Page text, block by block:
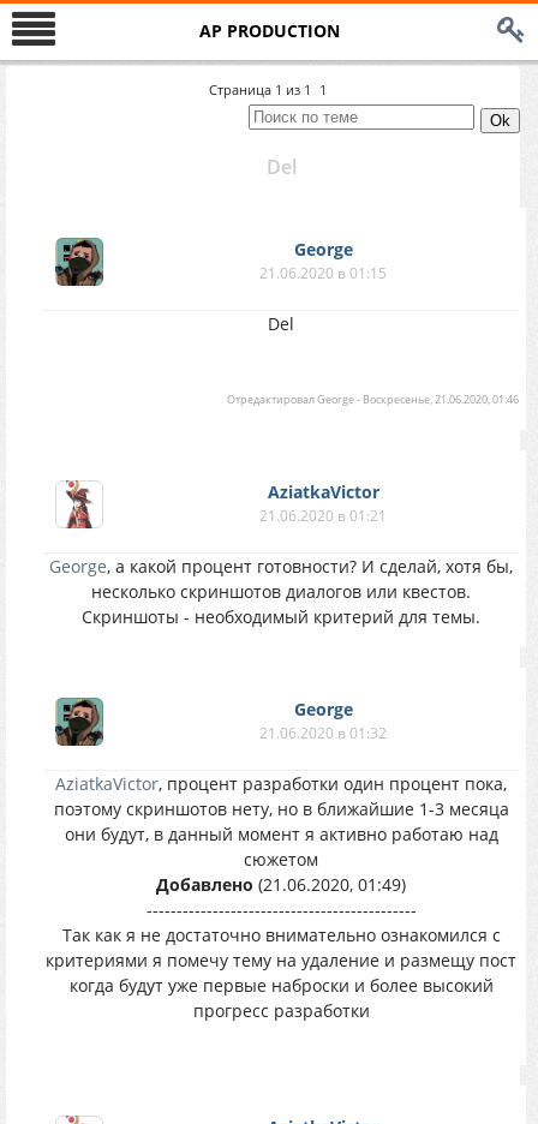
AP PRODUCTION
Страница 1 из 1 1
Del
George
21.06.2020 в 01:15
Del
ОтредактировалGeorge- Воскресенье, 21.06.2020, 01:46
AziatkaVictor
21.06.2020 в 01:21
George, а какой процент готовности? И сделай, хотя бы,
несколько скриншотов диалогов или квестов.
Скриншоты - необходимый критерий для темы.
George
21.06.2020 в 01:32
AziatkaVictor, процент разработки один процент пока,
поэтому скриншотов нету, но в ближайшие 1-3 месяца
они будут, в данный момент я активно работаю над
сюжетом
Добавлено (21.06.2020, 01:49)
---------------------------------------------
Так как я не достаточно внимательно ознакомился с
критериями я помечу тему на удаление и размещу пост
когда будут уже первые наброски и более высокий
прогресс разработки